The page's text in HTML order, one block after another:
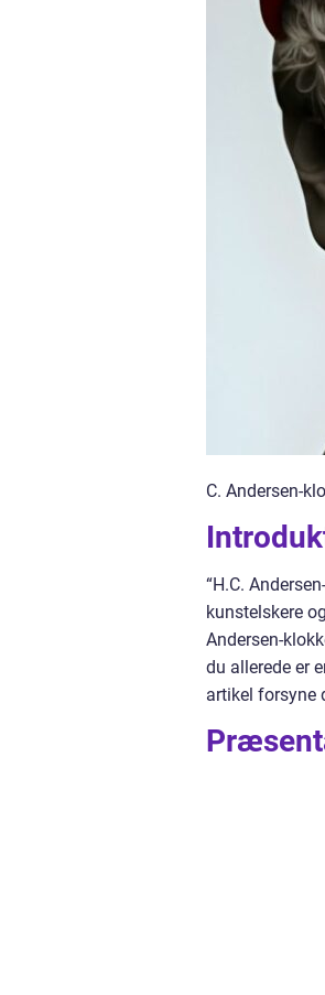
C. Andersen-
“H.C.
kunstelskere
Andersen-
du allerede er
artikel forsyne